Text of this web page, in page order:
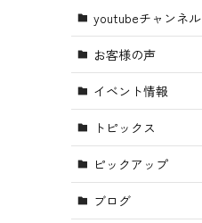
youtubeチャンネル
お客様の声
イベント情報
トピックス
ピックアップ
ブログ